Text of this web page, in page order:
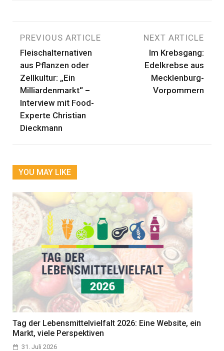
Beitragsnavigation
PREVIOUS ARTICLE
Fleischalternativen
aus Pflanzen oder
Zellkultur: „Ein
Milliardenmarkt“ –
Interview mit Food-
Experte Christian
Dieckmann
NEXT ARTICLE
Im Krebsgang:
Edelkrebse aus
Mecklenburg-
Vorpommern
YOU MAY LIKE
Tag der Lebensmittelvielfalt 2026: Eine Website, ein
Markt, viele Perspektiven
31. Juli 2026